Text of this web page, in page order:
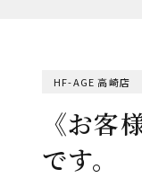
HF-AGE 高崎店
《お客
です。